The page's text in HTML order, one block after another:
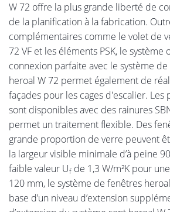
W 72 offre la plus grande liberté de
de la planification à la fabrication.
complémentaires comme le volet de
72 VF et les éléments PSK, le
connexion parfaite avec le système
heroal W 72 permet également de
façades pour les cages d'escalier. Les
sont disponibles avec des rainures
permet un traitement flexible. Des
grande proportion de verre peuvent
la largeur visible minimale d’à peine
faible valeur Uf de 1,3 W/m²K pour
120 mm, le système de fenêtres
base d’un niveau d’extension